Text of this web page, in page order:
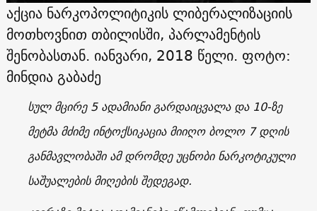
აქცია ნარკოპოლიტიკის ლიბერალიზაციის
მოთხოვნით თბილისში, პარლამენტის
შენობასთან. იანვარი, 2018 წელი. ფოტო:
მინდია გაბაძე
სულ მცირე 5 ადამიანი გარდაიცვალა და 10-ზე
მეტმა მძიმე ინტოქსიკაცია მიიღო ბოლო 7 დღის
განმავლობაში ამ დრომდე უცნობი ნარკოტიკული
საშუალების მიღების შედეგად.